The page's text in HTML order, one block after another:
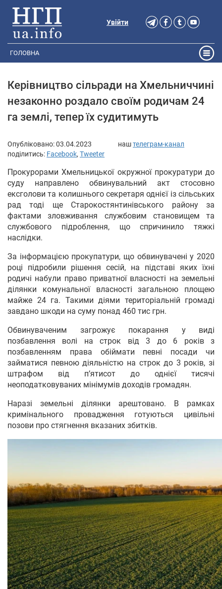
Увійти
ГОЛОВНА
Керівництво сільради на Хмельниччині
незаконно роздало своїм родичам 24
га землі, тепер їх судитимуть
Опубліковано:03.04.2023 наштелеграм-канал
поділитись: Facebook, Tweeter
Прокурорами Хмельницької окружної прокуратури до
суду направлено обвинувальний акт стосовно
ексголови та колишнього секретаря однієї із сільських
рад тоді ще Старокостянтинівського району за
фактами зловживання службовим становищем та
службового підроблення, що спричинило тяжкі
наслідки.
За інформацією прокупатури, що обвинувачені у 2020
році підробили рішення сесій, на підставі яких їхні
родичі набули право приватної власності на земельні
ділянки комунальної власності загальною площею
майже 24 га. Такими діями територіальній громаді
завдано шкоди на суму понад 460 тис грн.
Обвинуваченим загрожує покарання у виді
позбавлення волі на строк від 3 до 6 років з
позбавленням права обіймати певні посади чи
займатися певною діяльністю на строк до 3 років, зі
штрафом від п’ятисот до однієї тисячі
неоподатковуваних мінімумів доходів громадян.
Наразі земельні ділянки арештовано. В рамках
кримінального провадження готуються цивільні
позови про стягнення вказаних збитків.